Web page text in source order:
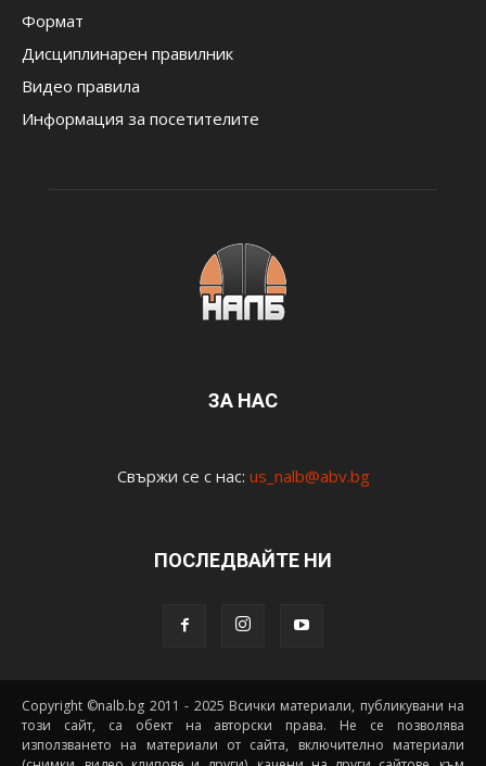
Формат
Дисциплинарен правилник
Видео правила
Информация за посетителите
ЗА НАС
Свържи се с нас: us_nalb@abv.bg
ПОСЛЕДВАЙТЕ НИ
Copyright ©nalb.bg 2011 - 2025 Всички материали, публикувани на
този сайт, са обект на авторски права. Не се позволява
използването на материали от сайта, включително материали